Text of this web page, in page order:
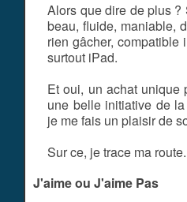
Alors que dire de plus
beau, fluide, maniable,
rien gâcher, compatible
surtout iPad.
Et oui, un achat unique
une belle initiative de
je me fais un plaisir de
Sur ce, je trace ma
J'aime ou J'aime Pas